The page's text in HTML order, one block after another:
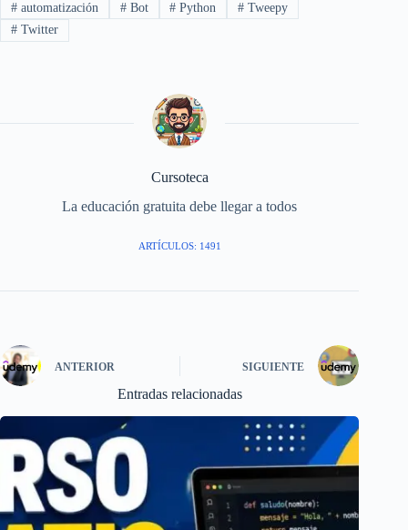
#automatización #Bot # Python # Tweepy
#Twitter
Cursoteca
La educación gratuita debe llegar a todos
ARTÍCULOS: 1491
ANTERIOR SIGUIENTE
Entradas relacionadas